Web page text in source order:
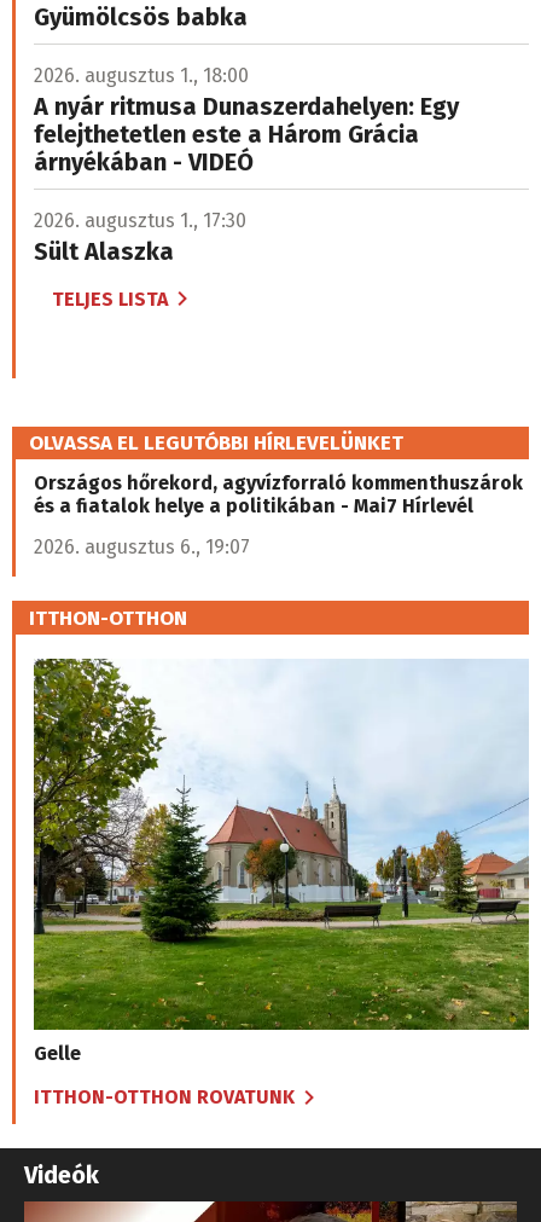
Gyümölcsös babka
2026. augusztus 1., 18:00
A nyár ritmusa Dunaszerdahelyen: Egy
felejthetetlen este a Három Grácia
árnyékában - VIDEÓ
2026. augusztus 1., 17:30
Sült Alaszka
TELJES LISTA
OLVASSA EL LEGUTÓBBI HÍRLEVELÜNKET
Országos hőrekord, agyvízforraló kommenthuszárok
és a fiatalok helye a politikában - Mai7 Hírlevél
2026. augusztus 6., 19:07
ITTHON-OTTHON
Gelle
ITTHON-OTTHON ROVATUNK
Videók